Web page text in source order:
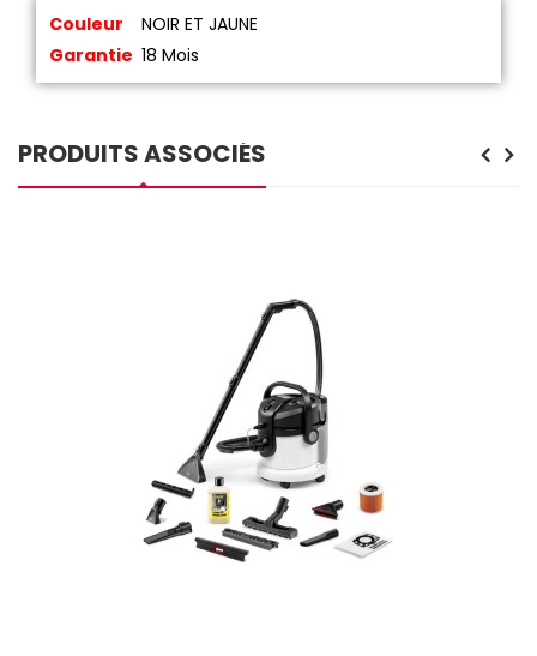
Couleur
NOIR ET JAUNE
Garantie 18 Mois
PRODUITS ASSOCIÉS